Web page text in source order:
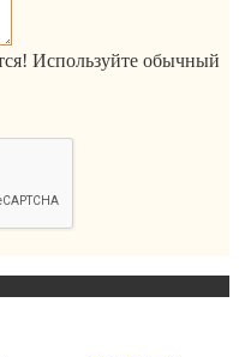
Используйте обычный